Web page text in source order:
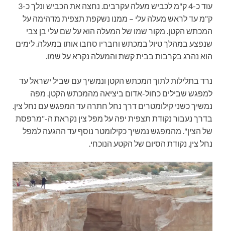
עוד כ-4 ק"מ לכביש מעלה עקרבים. נחצה את הכביש ונלך כ-3
ק"מ עד לראש מעלה עלי – ממנו נשקפת תצפית מדהימה על
המכתש הקטן. מקור שמו של המעלה הוא על שם עלי בן צבי
שנפצע במהלך טיול במכתש וחבריו סחבו אותו במעלה. לימים
הוא נהרג בקרבות בבית קשת והמעלה נקרא על שמו.
נרד בתלילות לתוך המכתש הקטן ונמשיך עם שביל ישראל עד
למפגש שבילים כחול-אדום ביציאה מהמכתש הקטן. מפה
נמשיך כשני קילומטרים דרך נחל חתרה עד המפגש עם נחל צין.
בדרך נעבור נקודת תצפית יפה על מפל צין נקראת ה-"מרפסת
של הצין". מהמפגש נמשיך כקילומטר נוסף עד ההגעה למפל
נחל צין, נקודת הסיום של הקטע הנוכחי.